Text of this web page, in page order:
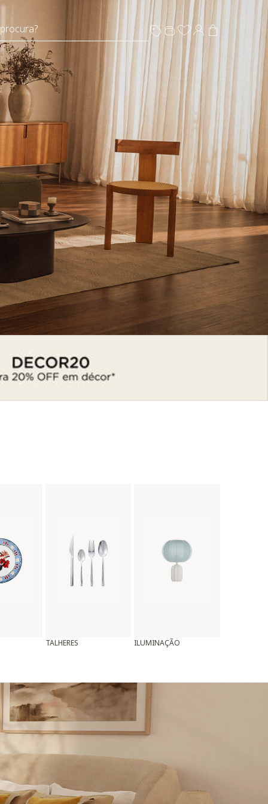
TALHERES ILUMINAÇÃO